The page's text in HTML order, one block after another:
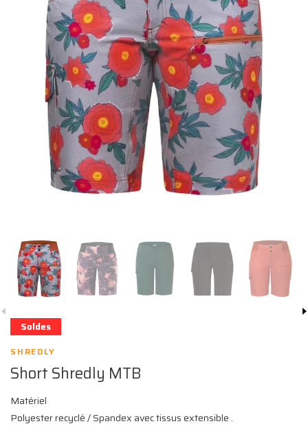
Soldes
SHREDLY
Short Shredly MTB
Matériel
Polyester recyclé / Spandex avec tissus extensible .